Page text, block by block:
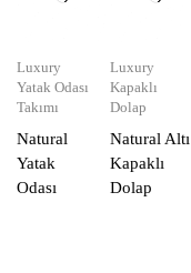
Luxury
Yatak Odası
Takımı
Natural
Yatak
Odası
Luxury
Kapaklı
Dolap
Natural Altı
Kapaklı
Dolap